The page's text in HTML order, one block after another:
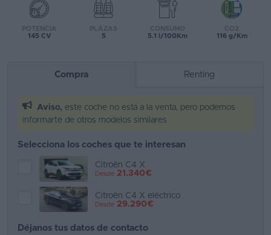
Comparador
POTENCIA
145 CV
PLAZAS
5
CONSUMO
5.1 l/100Km
CO2
116 g/Km
Compra Renting
Aviso, este coche no está a la venta, pero podemos
informarte de otros modelos similares
Selecciona los coches que te interesan
Citroën C4 X
Desde 21.340€
Citroën C4 X eléctrico
Desde 29.290€
Déjanos tus datos de contacto